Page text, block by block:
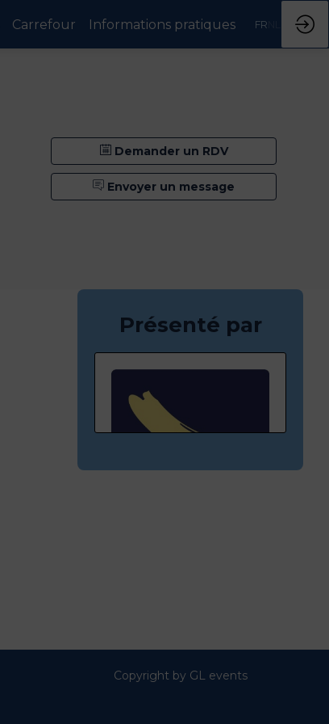
Carrefour Informations pratiques FR
Demander un RDV
Envoyer un message
Présenté par
Copyright by GL events